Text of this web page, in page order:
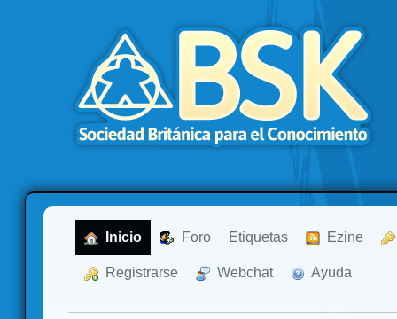
Inicio Foro Etiquetas Ezine
Registrarse Webchat Ayuda